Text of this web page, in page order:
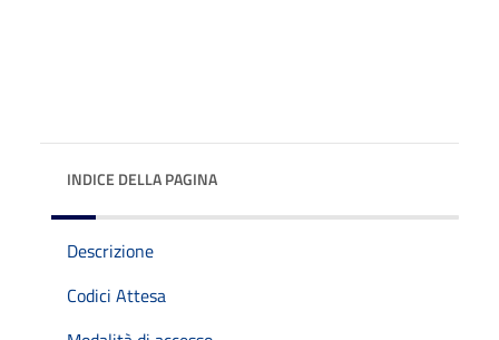
INDICE DELLA PAGINA
Descrizione
Codici Attesa